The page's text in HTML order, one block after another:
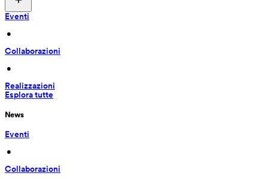
Eventi
•
Collaborazioni
•
Realizzazioni
Esplora tutte
News
Eventi
•
Collaborazioni